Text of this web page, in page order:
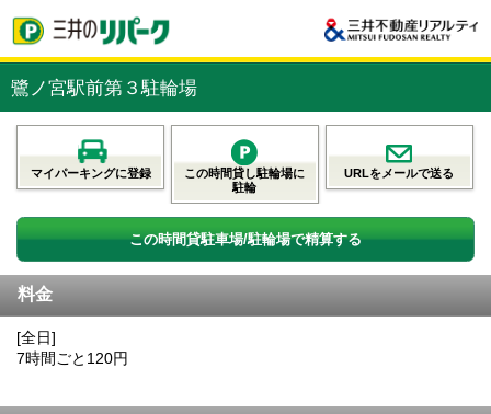
鷺ノ宮駅前第３駐輪場
マイパーキングに登録
この時間貸し駐輪場に
駐輪
URLをメールで送る
この時間貸駐車場/駐輪場で精算する
料金
[全日]
7時間ごと120円